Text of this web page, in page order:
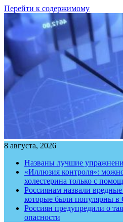
Перейти к содержимому
8 августа, 2026
Названы лучшие
«Иллюзия контроля»:
холестерина только с
Россиянам назвали
которые были популярны
Россиян предупредили о
опасности